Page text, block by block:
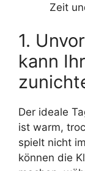
Zeit
1.
kann
Der ideale
ist warm,
spielt nicht
können die